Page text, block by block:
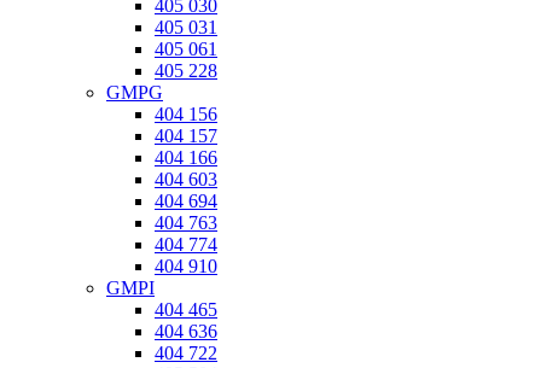
405 030
405 031
405 061
405 228
GMPG
404 156
404 157
404 166
404 603
404 694
404 763
404 774
404 910
GMPI
404 465
404 636
404 722